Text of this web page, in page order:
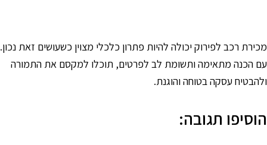
רכב לפירוק יכולה להיות פתרון כלכלי מצוין כשעושים זאת נכון.
הכנה מתאימה ותשומת לב לפרטים, תוכלו למקסם את התמורה
עסקה בטוחה והוגנת.
תגובה: